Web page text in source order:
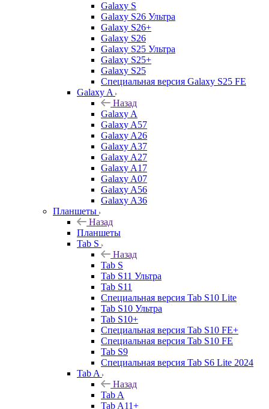
Galaxy S
Galaxy S26 Ультра
Galaxy S26+
Galaxy S26
Galaxy S25 Ультра
Galaxy S25+
Galaxy S25
Специальная версия Galaxy S25 FE
Galaxy A
Назад
Galaxy A
Galaxy A57
Galaxy A26
Galaxy A37
Galaxy A27
Galaxy A17
Galaxy A07
Galaxy A56
Galaxy A36
Планшеты
Назад
Планшеты
Tab S
Назад
Tab S
Tab S11 Ультра
Tab S11
Специальная версия Tab S10 Lite
Tab S10 Ультра
Tab S10+
Специальная версия Tab S10 FE+
Специальная версия Tab S10 FE
Tab S9
Специальная версия Tab S6 Lite 2024
Tab A
Назад
Tab A
Tab A11+